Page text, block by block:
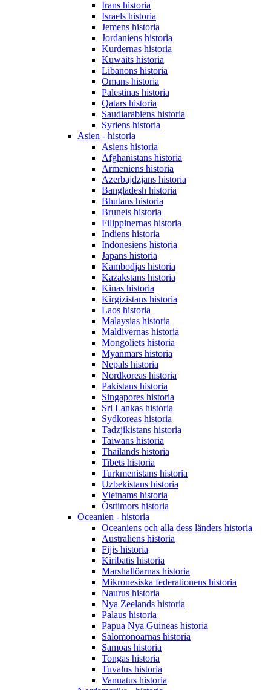
Irans historia
Israels historia
Jemens historia
Jordaniens historia
Kurdernas historia
Kuwaits historia
Libanons historia
Omans historia
Palestinas historia
Qatars historia
Saudiarabiens historia
Syriens historia
Asien - historia
Asiens historia
Afghanistans historia
Armeniens historia
Azerbajdzjans historia
Bangladesh historia
Bhutans historia
Bruneis historia
Filippinernas historia
Indiens historia
Indonesiens historia
Japans historia
Kambodjas historia
Kazakstans historia
Kinas historia
Kirgizistans historia
Laos historia
Malaysias historia
Maldivernas historia
Mongoliets historia
Myanmars historia
Nepals historia
Nordkoreas historia
Pakistans historia
Singapores historia
Sri Lankas historia
Sydkoreas historia
Tadzjikistans historia
Taiwans historia
Thailands historia
Tibets historia
Turkmenistans historia
Uzbekistans historia
Vietnams historia
Östtimors historia
Oceanien - historia
Oceaniens och alla dess länders historia
Australiens historia
Fijis historia
Kiribatis historia
Marshallöarnas historia
Mikronesiska federationens historia
Naurus historia
Nya Zeelands historia
Palaus historia
Papua Nya Guineas historia
Salomonöarnas historia
Samoas historia
Tongas historia
Tuvalus historia
Vanuatus historia